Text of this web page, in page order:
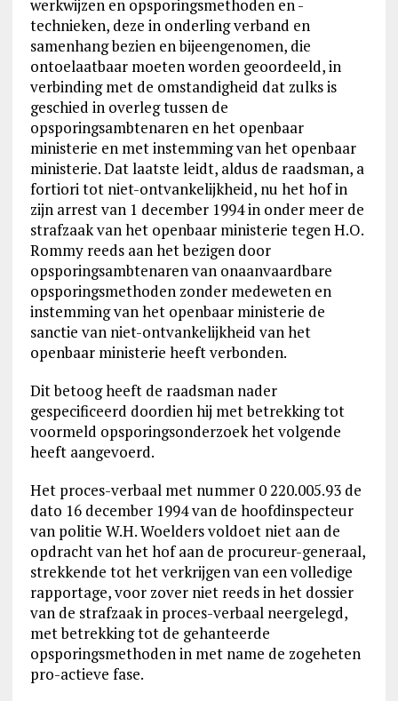
werkwijzen en opsporingsmethoden en -
technieken, deze in onderling verband en
samenhang bezien en bijeengenomen, die
ontoelaatbaar moeten worden geoordeeld, in
verbinding met de omstandigheid dat zulks is
geschied in overleg tussen de
opsporingsambtenaren en het openbaar
ministerie en met instemming van het openbaar
ministerie. Dat laatste leidt, aldus de raadsman, a
fortiori tot niet-ontvankelijkheid, nu het hof in
zijn arrest van 1 december 1994 in onder meer de
strafzaak van het openbaar ministerie tegen H.O.
Rommy reeds aan het bezigen door
opsporingsambtenaren van onaanvaardbare
opsporingsmethoden zonder medeweten en
instemming van het openbaar ministerie de
sanctie van niet-ontvankelijkheid van het
openbaar ministerie heeft verbonden.
Dit betoog heeft de raadsman nader
gespecificeerd doordien hij met betrekking tot
voormeld opsporingsonderzoek het volgende
heeft aangevoerd.
Het proces-verbaal met nummer 0 220.005.93 de
dato 16 december 1994 van de hoofdinspecteur
van politie W.H. Woelders voldoet niet aan de
opdracht van het hof aan de procureur-generaal,
strekkende tot het verkrijgen van een volledige
rapportage, voor zover niet reeds in het dossier
van de strafzaak in proces-verbaal neergelegd,
met betrekking tot de gehanteerde
opsporingsmethoden in met name de zogeheten
pro-actieve fase.